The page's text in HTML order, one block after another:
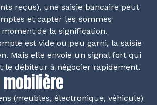
reçus), une saisie bancaire peut
et capter les sommes
de la signification.
est vide ou peu garni, la saisie
Mais elle envoie un signal fort qui
le débiteur à négocier rapidement.
(meubles, électronique, véhicule)